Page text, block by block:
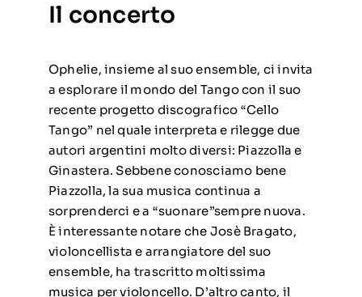
Il concerto
Ophelie, insieme al suo ensemble, ci invita
a esplorare il mondo del Tango con il suo
recente progetto discografico “Cello
Tango” nel quale interpreta e rilegge due
autori argentini molto diversi: Piazzolla e
Ginastera. Sebbene conosciamo bene
Piazzolla, la sua musica continua a
sorprenderci e a “suonare”sempre nuova.
È interessante notare che Josè Bragato,
violoncellista e arrangiatore del suo
ensemble, ha trascritto moltissima
musica per violoncello. D’altro canto, il